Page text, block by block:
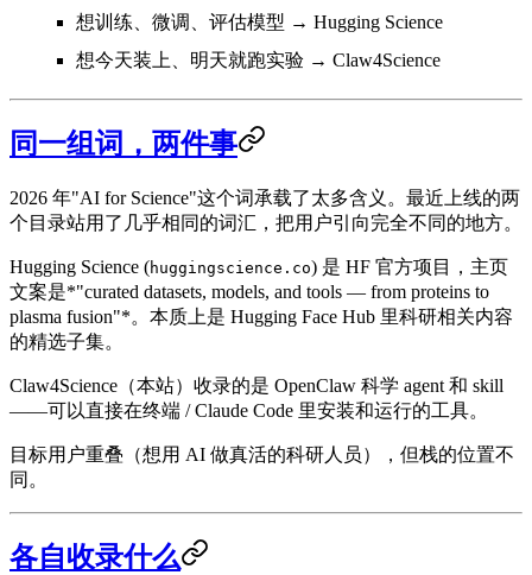
想训练、微调、评估模型 → Hugging Science
想今天装上、明天就跑实验 → Claw4Science
同一组词，两件事
2026 年"AI for Science"这个词承载了太多含义。最近上线的两
个目录站用了几乎相同的词汇，把用户引向完全不同的地方。
Hugging Science (huggingscience.co) 是 HF 官方项目，主页
文案是*"curated datasets, models, and tools — from proteins to
plasma fusion"*。本质上是 Hugging Face Hub 里科研相关内容
的精选子集。
Claw4Science （本站）收录的是 OpenClaw 科学 agent 和 skill
——可以直接在终端 / Claude Code 里安装和运行的工具。
目标用户重叠（想用 AI 做真活的科研人员），但栈的位置不
同。
各自收录什么